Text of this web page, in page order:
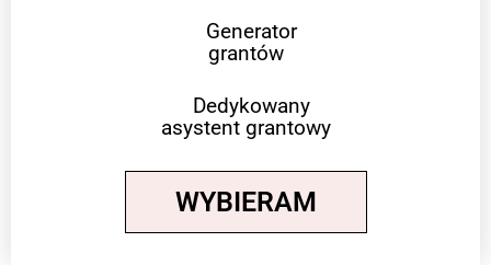
Generator
grantów
Dedykowany
asystent grantowy
WYBIERAM